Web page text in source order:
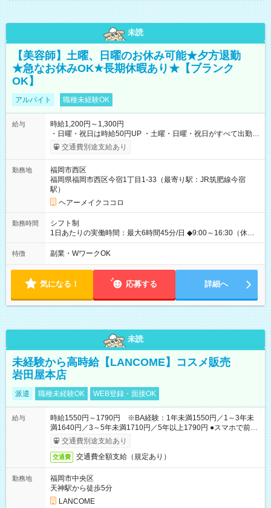
未読
【美容師】土曜、日曜のお休み可能★夕方退勤
★急なお休みOK★長期休暇あり★【ブランク
OK】
アルバイト 職種未経験OK
給与
時給1,200円～1,300円
・日曜・祝日は時給50円UP ・土曜・日曜・祝日がすべて出勤可
能な方は、日曜・祝日の時給1,300円（入社から半年間は時給
1,250円になります) 【試用期間】試用期間あり 試用期間の長
ます。 雇用形態：本採用時と同じです。 給与：時給 1,200
円 ～ 1,250円
交通費別途支給あり
勤務地
福岡市西区
福岡県福岡市西区今宿1丁目1-33（最寄り駅：JR筑肥線今宿
駅）
ヘアーメイクココロ
勤務時間
シフト制
1日あたりの実働時間：最大6時間45分/日 ◆9:00～16:30（休憩
45分） ◇週2日~OK！！ ◆残業レッスン一切なし ◇休みの日の
講習参加、モデルハント一切なし ☆★☆★☆★☆★☆ 上記の条件
ご希望があったらぜひご相談ください！ もちろん、週の出勤日
数も相談OKです！ ☆★☆★☆★☆★☆★☆
特徴 副業・WワークOK
気になる！ 応募する 詳細へ
未読
未経験から高時給【LANCOME】コスメ販売
岩田屋本店
派遣 職種未経験OK WEB登録・面接OK
給与
時給1550円～1790円 ※BA経験：1年未満1550円／1～3年未
満1640円／3～5年未満1710円／5年以上1790円 ●スマホで前払
いOK（※上限、条件あり）
交通費別途支給あり
交通費 交通費全額支給（規定あり）
勤務地
福岡市中央区
天神駅から徒歩5分
LANCOME